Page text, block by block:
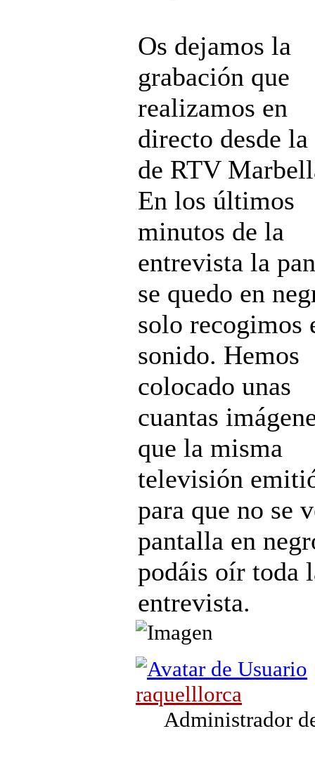
Os dejamos la
grabación que
realizamos en
directo desde la
de RTV
En los últimos
minutos de la
entrevista la
se quedo en
solo recogimos
sonido. Hemos
colocado unas
cuantas
que la misma
televisión
para que no se
pantalla en
podáis oír toda
entrevista.
raquelllorca
Administrador